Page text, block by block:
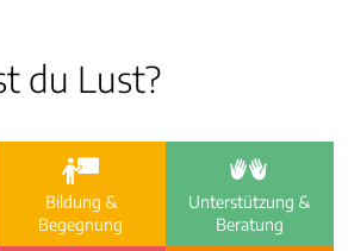
du Lust?
i
Bildung &
Begegnung
e
Unterstützung &
Beratung